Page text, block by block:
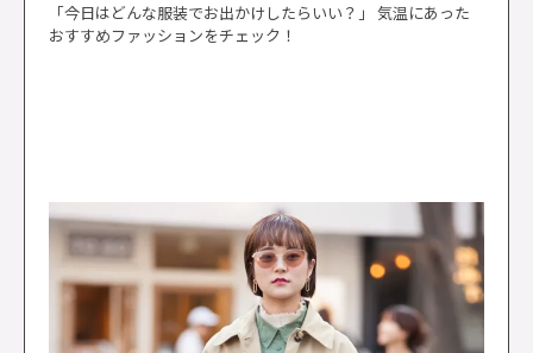
「今日はどんな服装でお出かけしたらいい？」 気温にあった
おすすめファッションをチェック！